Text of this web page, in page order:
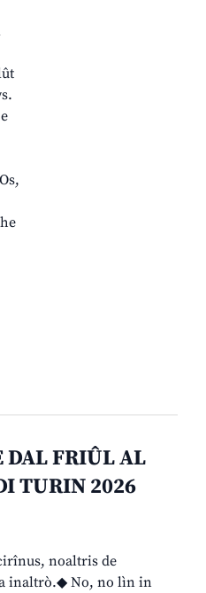
DAL FRIÛL AL
TURIN 2026
noaltris de
inaltrò.◆ No, no lìn in